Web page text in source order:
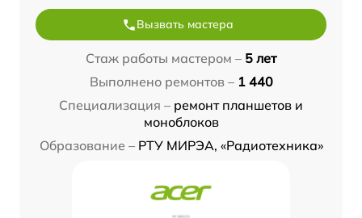
Вызвать мастера
Стаж работы мастером – 5 лет
Выполнено ремонтов – 1 440
Специализация – ремонт планшетов и
моноблоков
Образование – РТУ МИРЭА, «Радиотехника»